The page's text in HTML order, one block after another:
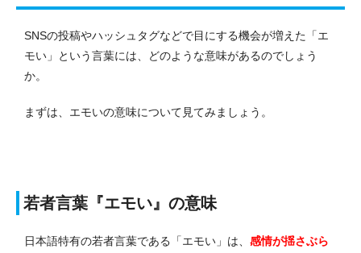
SNSの投稿やハッシュタグなどで目にする機会が増えた「エ
モい」という言葉には、どのような意味があるのでしょう
か。
まずは、エモいの意味について見てみましょう。
若者言葉『エモい』の意味
日本語特有の若者言葉である「エモい」は、 感情が揺さぶら